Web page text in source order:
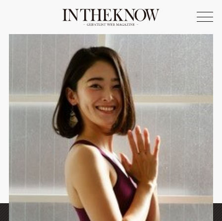
ONLINE SHOP
FASHION
SPOTLIGHT
BEAUTY
LIFE STYLE
FOOD
WRITER